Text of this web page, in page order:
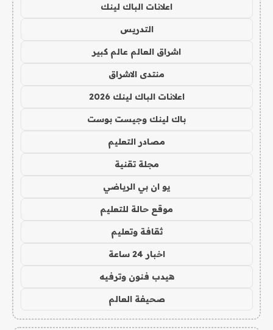
اعلانات الباك لينك
التدريس
اشراق العالم عالم كبير
منتدى الاشراق
اعلانات الباك لينك 2026
باك لينك وجيست بوست
مصادر التعليم
مجلة تقنية
يو ان بي الرياضي
موقع حالة للتعليم
ثقافة وتعليم
اخبار 24 ساعة
هيدب فنون وترفيه
صحيفة العالم